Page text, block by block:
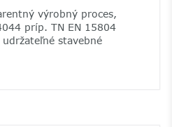
výrobný proces,
príp. TN EN 15804
stavebné